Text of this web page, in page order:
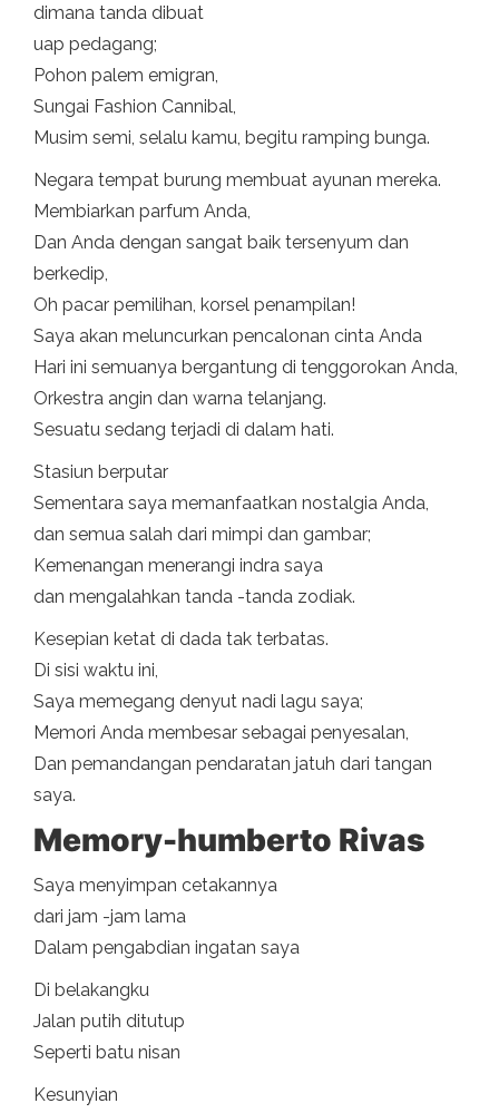
dimana tanda dibuat
uap pedagang;
Pohon palem emigran,
Sungai Fashion Cannibal,
Musim semi, selalu kamu, begitu ramping bunga.
Negara tempat burung membuat ayunan mereka.
Membiarkan parfum Anda,
Dan Anda dengan sangat baik tersenyum dan
berkedip,
Oh pacar pemilihan, korsel penampilan!
Saya akan meluncurkan pencalonan cinta Anda
Hari ini semuanya bergantung di tenggorokan Anda,
Orkestra angin dan warna telanjang.
Sesuatu sedang terjadi di dalam hati.
Stasiun berputar
Sementara saya memanfaatkan nostalgia Anda,
dan semua salah dari mimpi dan gambar;
Kemenangan menerangi indra saya
dan mengalahkan tanda -tanda zodiak.
Kesepian ketat di dada tak terbatas.
Di sisi waktu ini,
Saya memegang denyut nadi lagu saya;
Memori Anda membesar sebagai penyesalan,
Dan pemandangan pendaratan jatuh dari tangan
saya.
Memory-humberto Rivas
Saya menyimpan cetakannya
dari jam -jam lama
Dalam pengabdian ingatan saya
Di belakangku
Jalan putih ditutup
Seperti batu nisan
Kesunyian